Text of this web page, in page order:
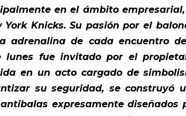
en el ámbito
Knicks. Su pasión por el
adrenalina de cada encuentro
lunes fue invitado por el
en un acto cargado de
su seguridad, se construyó
expresamente diseñados